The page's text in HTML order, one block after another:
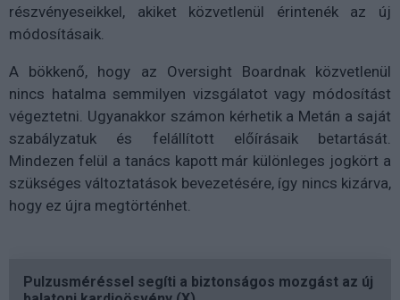
részvényeseikkel, akiket közvetlenül érintenék az új
módosításaik.
A bökkenő, hogy az Oversight Boardnak közvetlenül
nincs hatalma semmilyen vizsgálatot vagy módosítást
végeztetni. Ugyanakkor számon kérhetik a Metán a saját
szabályzatuk és felállított előírásaik betartását.
Mindezen felül a tanács kapott már különleges jogkört a
szükséges változtatások bevezetésére, így nincs kizárva,
hogy ez újra megtörténhet.
Pulzusméréssel segíti a biztonságos mozgást az új